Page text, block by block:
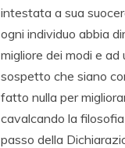
intestata a sua
ogni individuo abbia
migliore dei modi e
sospetto che siano
fatto nulla per
cavalcando la
passo della